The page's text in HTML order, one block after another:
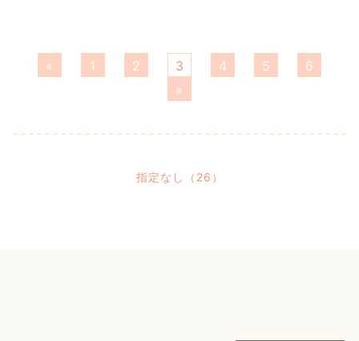
« 1 2 3 4 5
6
»
指定なし（26）